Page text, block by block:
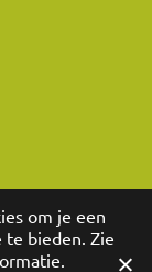
om je een
te bieden. Zie